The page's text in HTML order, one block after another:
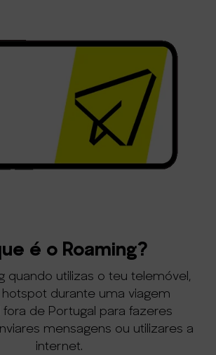
é o Roaming?
quando utilizas o teu telemóvel,
durante uma viagem
fora de Portugal para fazeres
mensagens ou utilizares a
internet.